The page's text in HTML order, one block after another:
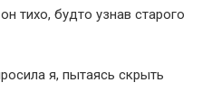
тихо, будто узнав старого
я, пытаясь скрыть